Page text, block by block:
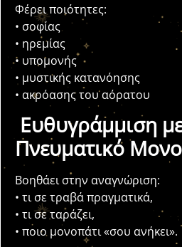
Φέρει ποιότητες:
• σοφίας
• ηρεμίας
• υπομονής
• μυστικής κατανόησης
• ακρόασης του αόρατου
Ευθυγράμμιση
Πνευματικό
Βοηθάει στην αναγνώριση:
• τι σε τραβά πραγματικά,
• τι σε ταράζει,
• ποιο μονοπάτι «σου ανήκει».